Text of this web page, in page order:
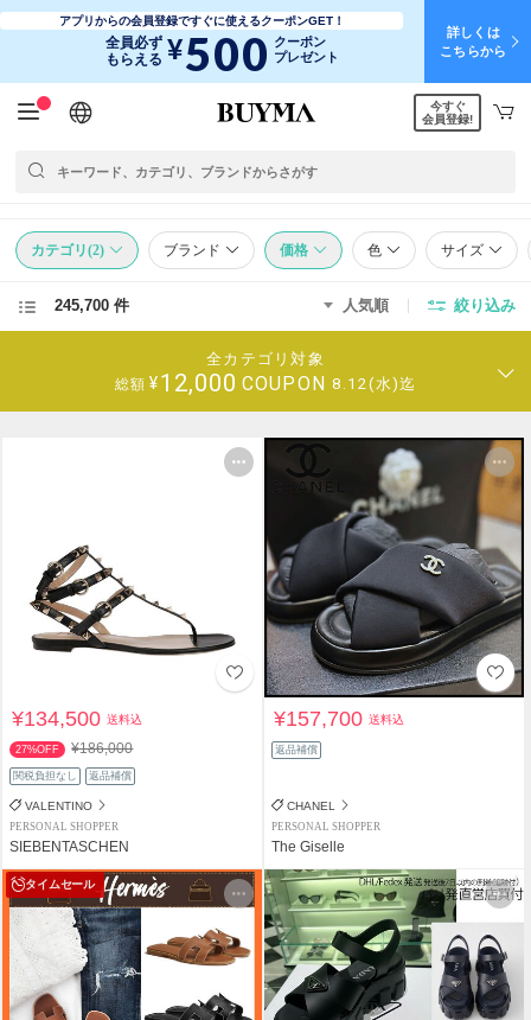
アプリからの会員登録ですぐに使えるクーポンGET！
全員必ず
もらえる ¥500 クーポン
プレゼント
詳しくは
こちらから
日本語
English
简体中文
繁體中文
今すぐ
会員登録!
カテゴリ(2) ブランド 価格 色 サイズ
245,700 件 人気順 絞り込み
全カテゴリ対象
総額 ¥12,000 COUPON 8.12(水)迄
¥134,500送料込
27%OFF ¥186,000
関税負担なし 返品補償
VALENTINO
PERSONAL SHOPPER
SIEBENTASCHEN
¥157,700送料込
返品補償
CHANEL
PERSONAL SHOPPER
The Giselle
タイムセール